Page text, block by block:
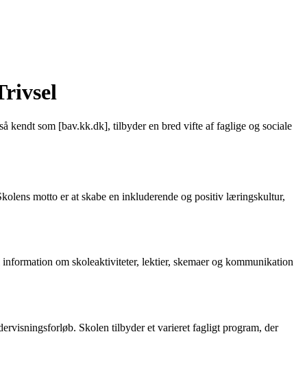
kendt som [bav.kk.dk], tilbyder en bred vifte af faglige og sociale
motto er at skabe en inkluderende og positiv læringskultur,
om skoleaktiviteter, lektier, skemaer og kommunikation
Skolen tilbyder et varieret fagligt program, der